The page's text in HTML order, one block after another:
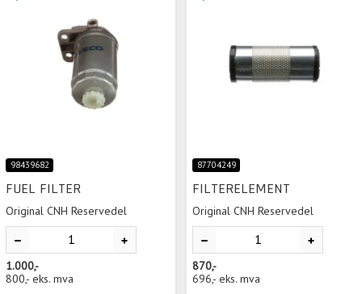
98439682
FUEL FILTER
Original CNH Reservedel
1.000,-
800,- eks. mva
87704249
FILTERELEMENT
Original CNH Reservedel
870,-
696,- eks. mva